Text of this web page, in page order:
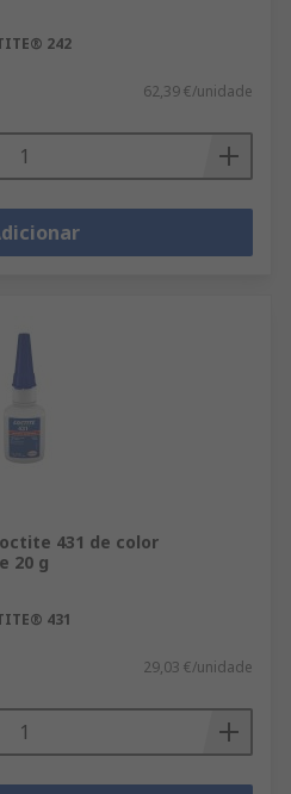
242
62,39 €/unidade
431 de color
20 g
431
29,03 €/unidade